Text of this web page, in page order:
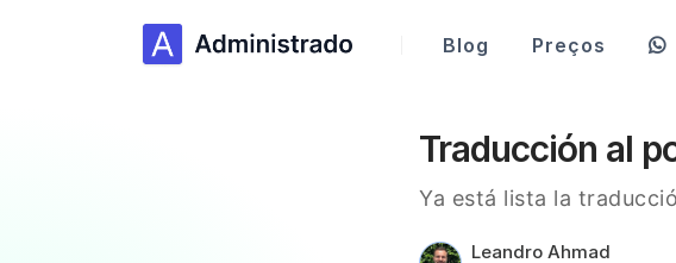
Blog Preços
Traducción al
Ya está lista la
Leandro Ahmad